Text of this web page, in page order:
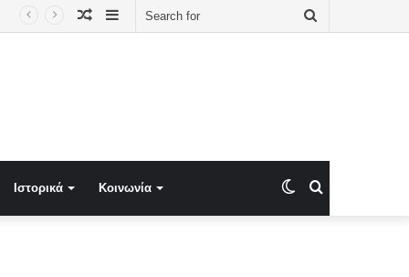
Sidebar
Random
Ιστορικά Κοινωνία Switch